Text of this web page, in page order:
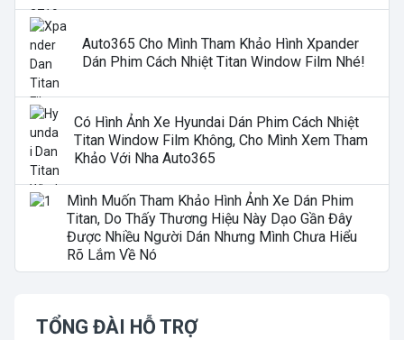
Auto365 Cho Mình Tham Khảo Hình Xpander
Dán Phim Cách Nhiệt Titan Window Film Nhé!
Có Hình Ảnh Xe Hyundai Dán Phim Cách Nhiệt
Titan Window Film Không, Cho Mình Xem Tham
Khảo Với Nha Auto365
Mình Muốn Tham Khảo Hình Ảnh Xe Dán Phim
Titan, Do Thấy Thương Hiệu Này Dạo Gần Đây
Được Nhiều Người Dán Nhưng Mình Chưa Hiểu
Rõ Lắm Về Nó
TỔNG ĐÀI HỖ TRỢ